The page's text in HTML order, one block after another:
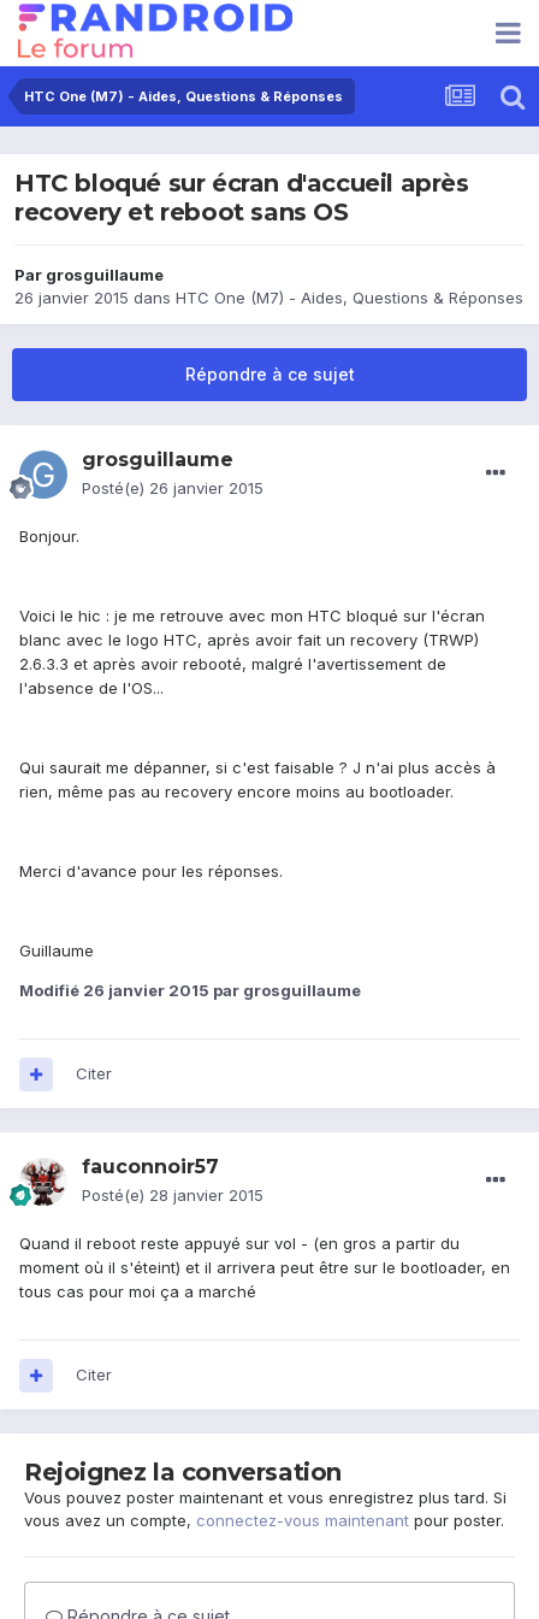
HTC One (M7) - Aides, Questions & Réponses
HTC bloqué sur écran d'accueil après
recovery et reboot sans OS
Par grosguillaume
26 janvier 2015 dans HTC One (M7) - Aides, Questions & Réponses
Répondre à ce sujet
grosguillaume
Posté(e) 26 janvier 2015
Bonjour.
Voici le hic : je me retrouve avec mon HTC bloqué sur l'écran
blanc avec le logo HTC, après avoir fait un recovery (TRWP)
2.6.3.3 et après avoir rebooté, malgré l'avertissement de
l'absence de l'OS...
Qui saurait me dépanner, si c'est faisable ? J n'ai plus accès à
rien, même pas au recovery encore moins au bootloader.
Merci d'avance pour les réponses.
Guillaume
Modifié 26 janvier 2015 par grosguillaume
Citer
fauconnoir57
Posté(e) 28 janvier 2015
Quand il reboot reste appuyé sur vol - (en gros a partir du
moment où il s'éteint) et il arrivera peut être sur le bootloader, en
tous cas pour moi ça a marché
Citer
Rejoignez la conversation
Vous pouvez poster maintenant et vous enregistrez plus tard. Si
vous avez un compte, connectez-vous maintenant pour poster.